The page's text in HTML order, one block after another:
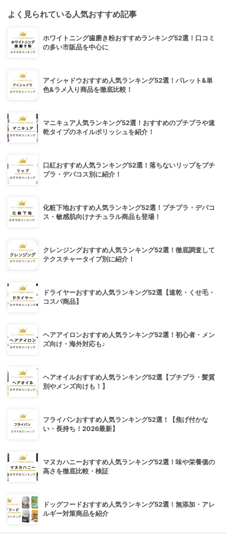
よく見られている人気おすすめ記事
ホワイトニング歯磨き粉おすすめランキング52選！口コミ
の多い市販品を中心に
アイシャドウおすすめ人気ランキング52選！パレット&単
色&ラメ入り商品を徹底比較！
マニキュア人気ランキング52選！おすすめのプチプラや速
乾タイプのネイルポリッシュを紹介！
口紅おすすめ人気ランキング52選！落ちないリップをプチ
プラ・デパコス別に紹介！
化粧下地おすすめ人気ランキング52選！プチプラ・デパコ
ス・敏感肌向けナチュラル商品も登場！
クレンジングおすすめ人気ランキング52選！徹底調査して
テクスチャータイプ別に紹介！
ドライヤーおすすめ人気ランキング52選【速乾・くせ毛・
コスパ商品】
ヘアアイロンおすすめ人気ランキング52選！初心者・メン
ズ向け・海外対応も♪
ヘアオイルおすすめ人気ランキング52選【プチプラ・髪質
別やメンズ向けも！】
フライパンおすすめ人気ランキング52選！【焦げ付かな
い・長持ち！2026最新】
マヌカハニーおすすめ人気ランキング52選！味や栄養価の
高さを徹底比較・検証
ドッグフードおすすめ人気ランキング52選！無添加・アレ
ルギー対策商品を紹介